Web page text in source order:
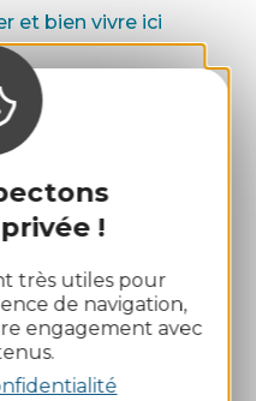
!
très utiles pour
de navigation,
engagement avec
et bien vivre ici
du bien-être
Que ce soit
à ses besoins, la
du Pays d'Ancenis
des services
pour tous.
et démarches qui